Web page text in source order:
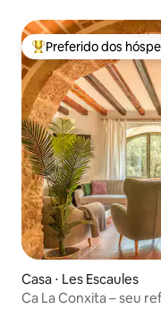
Entre os melhores
Preferido dos
Casa ⋅ Les Escaules
Ca La Conxita – seu